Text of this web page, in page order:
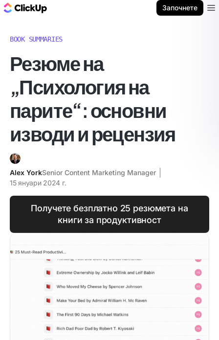
Започнете
BOOK SUMMARIES
Резюме на
„Психология на
парите“: основни
изводи и рецензия
Alex YorkSenior Content Marketing Manager
15 януари 2024 г.
Получете безплатно 25 резюмета на
книги за продуктивност